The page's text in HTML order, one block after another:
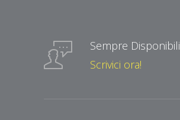
Sempre Disponibili
Scrivici ora!